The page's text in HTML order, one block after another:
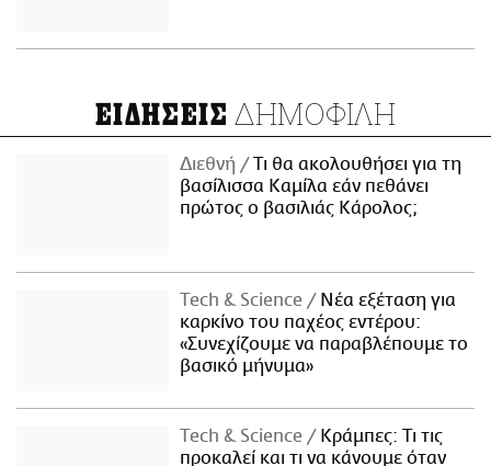
ΕΙΔΗΣΕΙΣ ΔΗΜΟΦΙΛΗ
Διεθνή
Τι θα ακολουθήσει για τη
βασίλισσα Καμίλα εάν πεθάνει
πρώτος ο βασιλιάς Κάρολος;
Τech & Science
Νέα εξέταση για
καρκίνο του παχέος εντέρου:
«Συνεχίζουμε να παραβλέπουμε το
βασικό μήνυμα»
Τech & Science
Κράμπες: Τι τις
προκαλεί και τι να κάνουμε όταν